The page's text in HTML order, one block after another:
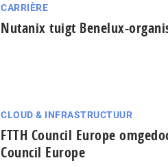
CARRIÈRE
Nutanix tuigt Benelux-
CLOUD & INFRASTRUCTUUR
FTTH Council Europe
Council Europe